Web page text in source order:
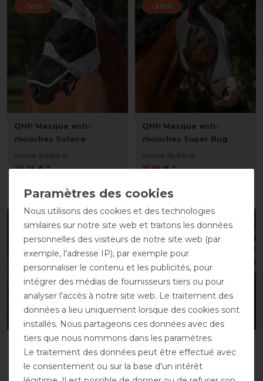
-10%
QHP Masque anti-
mouches Solaire
avant 26,95 €
24,25 € *
LISTE DE SOUHAITS
-20%
QHP Masque anti-
mouches Super Bug
avant 19,90 €
15,95 € *
LISTE DE SOUHAITS
-20%
QHP Masque anti-
mouches Super Bug
-20%
QHP Masque anti-
mouches Super Bug
Nous utilisons des cookies et des technologies
similaires sur notre site web et traitons les données
personnelles des visiteurs de notre site web (par
exemple, l'adresse IP), par exemple pour
personnaliser le contenu et les publicités, pour
intégrer des médias de fournisseurs tiers ou pour
analyser l'accès à notre site web. Le traitement des
données a lieu uniquement lorsque des cookies sont
installés. Nous partageons ces données avec des
tiers que nous nommons dans les paramètres.
Le traitement des données peut être effectué avec
le consentement ou sur la base d'un intérêt